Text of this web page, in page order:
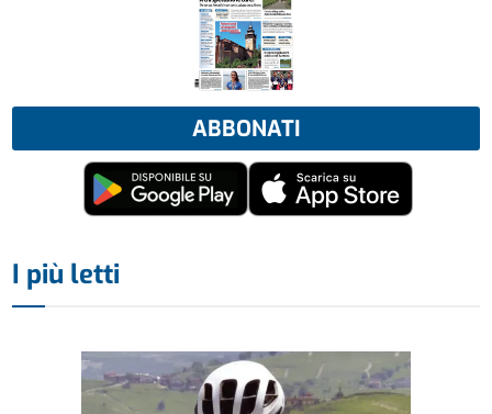
ABBONATI
I più letti